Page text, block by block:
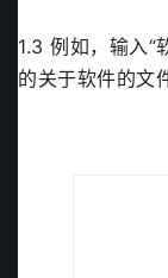
1.3 例如，输入“
的关于软件的文